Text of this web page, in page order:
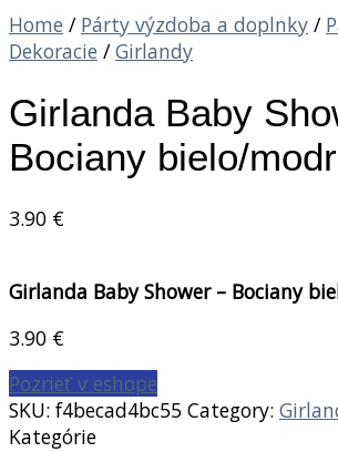
Home / Párty výzdoba a doplnky /
Dekoracie / Girlandy
Girlanda Baby
Bociany bielo/
3.90 €
Girlanda Baby Shower – Bociany
3.90 €
Pozrieť v eshope
SKU: f4becad4bc55 Category:
Kategórie